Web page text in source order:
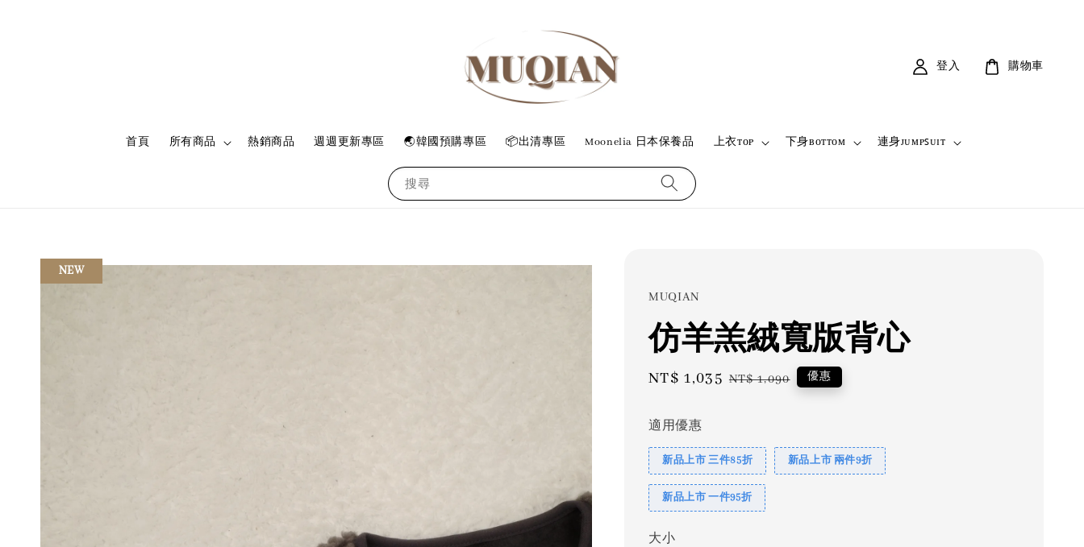
搜尋
首頁 所有商品 熱銷商品 週週更新專區 🌏韓國預購專區 📦出清專區 Moonelia 日本保養品 上衣ᴛᴏᴘ 下身ʙᴏᴛᴛᴏᴍ 連身ᴊᴜᴍᴘꜱᴜɪᴛ
登入 購物車
NEW
MUQIAN
仿羊羔絨寬版背心
Sale
NT$ 1,035 Regular
NT$ 1,090 優惠
適用優惠
新品上市 三件85折 新品上市 兩件9折
新品上市 一件95折
大小